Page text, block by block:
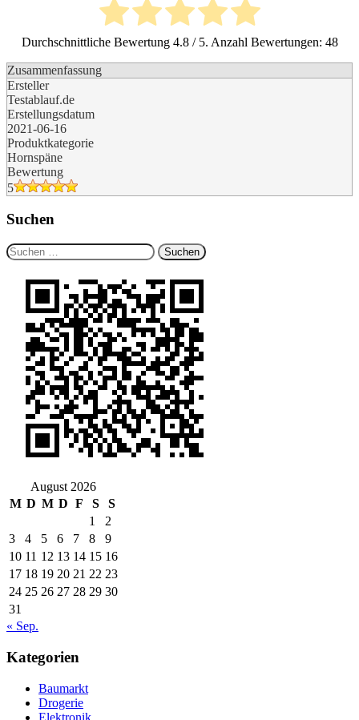
Durchschnittliche Bewertung 4.8/ 5. Anzahl Bewertungen: 48
Zusammenfassung
Ersteller
Testablauf.de
Erstellungsdatum
2021-06-16
Produktkategorie
Hornspäne
Bewertung
5
Suchen
Suchen
nach:
August 2026
M D M D F S
S
1
2
3
4 5 6 7 8
9
10 11 12 13 14 15 16
17 18 19 20 21 22 23
24 25 26 27 28 29 30
31
« Sep.
Kategorien
Baumarkt
Drogerie
Elektronik